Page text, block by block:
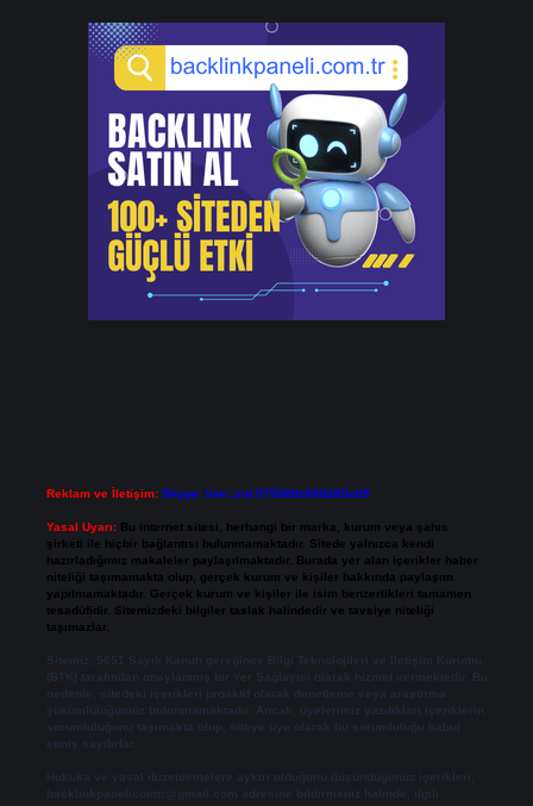
Reklam ve İletişim: Skype: live:.cid.575569c608265c69
Yasal Uyarı: Bu internet sitesi, herhangi bir marka, kurum veya şahıs
şirketi ile hiçbir bağlantısı bulunmamaktadır. Sitede yalnızca kendi
hazırladığımız makaleler paylaşılmaktadır. Burada yer alan içerikler haber
niteliği taşımamakta olup, gerçek kurum ve kişiler hakkında paylaşım
yapılmamaktadır. Gerçek kurum ve kişiler ile isim benzerlikleri tamamen
tesadüfidir. Sitemizdeki bilgiler taslak halindedir ve tavsiye niteliği
taşımazlar.
Sitemiz, 5651 Sayılı Kanun gereğince Bilgi Teknolojileri ve İletişim Kurumu
(BTK) tarafından onaylanmış bir Yer Sağlayıcı olarak hizmet vermektedir. Bu
nedenle, sitedeki içerikleri proaktif olarak denetleme veya araştırma
yükümlülüğümüz bulunmamaktadır. Ancak, üyelerimiz yazdıkları içeriklerin
sorumluluğunu taşımakta olup, siteye üye olarak bu sorumluluğu kabul
etmiş sayılırlar.
Hukuka ve yasal düzenlemelere aykırı olduğunu düşündüğünüz içerikleri,
backlinkpanelicomtr@gmail.com adresine bildirmeniz halinde, ilgili